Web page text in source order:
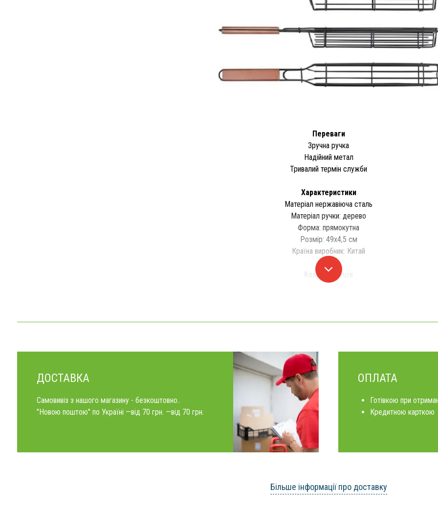
Переваги
Зручна ручка
Надійний метал
Тривалий термін служби
Характеристики
Матеріал нержавіюча сталь
Матеріал ручки: дерево
Форма: прямокутна
Розмір: 49х4,5 см
Країна виробник: Китай
Комплектація
ДОСТАВКА
Самовивіз з нашого магазину - безкоштовно..
"Новою поштою" по Україні —від 70 грн. —від 70 грн.
ОПЛАТА
Готівкою при
Кредитною карткою
Більше інформації про доставку